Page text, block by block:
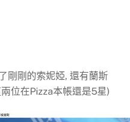
剛剛的索妮婭, 還有蘭斯
位在Pizza本帳還是5星)